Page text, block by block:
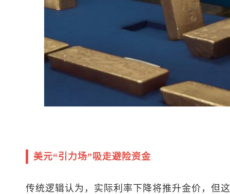
美元“引力场”吸走避险资金
传统逻辑认为，实际利率下降将推升金价，但